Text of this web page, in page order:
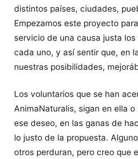
distintos países, ciudades,
Empezamos este proyecto
servicio de una causa justa
cada uno, y así sentir que, en
nuestras posibilidades,
Los voluntarios que se han
AnimaNaturalis, sigan en ella
ese deseo, en las ganas de
lo justo de la propuesta.
otros perduran, pero creo que